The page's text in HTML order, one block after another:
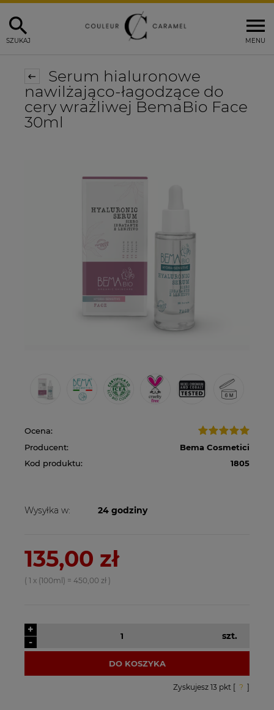
MENU
SZUKAJ
Serum hialuronowe
nawilżająco-łagodzące do
cery wrażliwej BemaBio Face
30ml
Ocena:
Producent:
Bema Cosmetici
Kod produktu:
1805
Wysyłka w: 24 godziny
135,00 zł
( 1 x (100ml) = 450,00 zł )
-
+
szt.
DO KOSZYKA
Zyskujesz 13 pkt [ ? ]